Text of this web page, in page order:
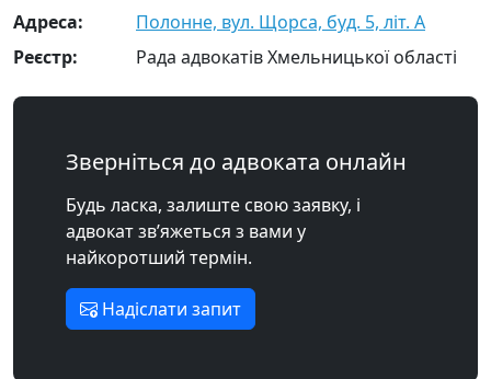
Адреса:
Полонне, вул. Щорса, буд. 5, літ. А
Реєстр:
Рада адвокатів Хмельницької області
Зверніться до адвоката онлайн
Будь ласка, залиште свою заявку, і
адвокат зв’яжеться з вами у
найкоротший термін.
Надіслати запит